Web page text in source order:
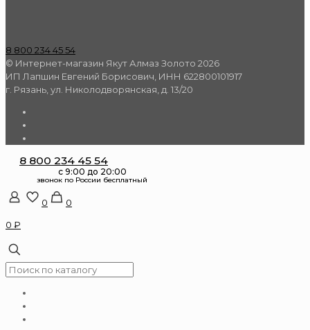
8 800 234 45 54
© Интернет-магазин Якут Алмаз Золото 2026
ИП Лапшин Евгений Борисович, ИНН 622800101917
г. Рязань, ул. Николодворянская, д. 13/20
8 800 234 45 54
0
0
0 ₽